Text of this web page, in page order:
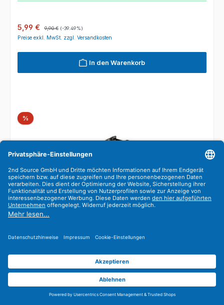
Verkaufspreis:
5,99 € Regulärer Preis:
9,90 € (-39.49%)
Preise exkl. MwSt. zzgl. Versandkosten
In den Warenkorb
%Rabatt
Drive Caddy
FX79D